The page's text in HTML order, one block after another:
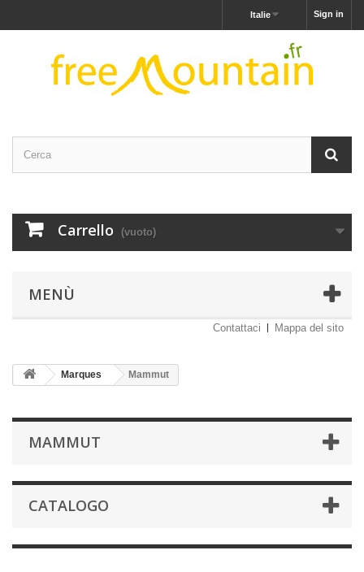
Sign in
Italie
Carrello (vuoto)
MENÙ
Contattaci Mappa del sito
Marques Mammut
MAMMUT
CATALOGO